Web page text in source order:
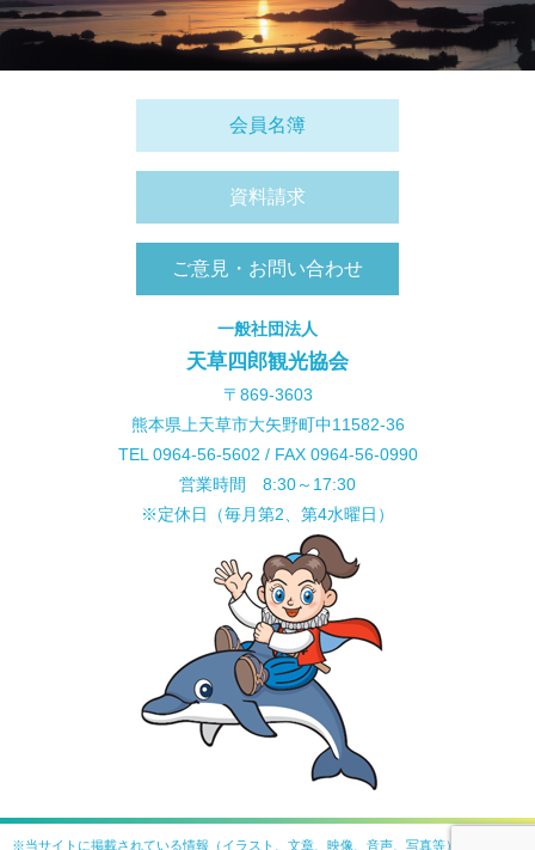
会員名簿
資料請求
ご意見・お問い合わせ
一般社団法人
天草四郎観光協会
〒869-3603
熊本県上天草市大矢野町中11582-36
TEL 0964-56-5602 / FAX 0964-56-0990
営業時間 8:30～17:30
※定休日（毎月第2、第4水曜日）
※当サイトに掲載されている情報（イラスト、文章、映像、音声、写真等）を許可なく